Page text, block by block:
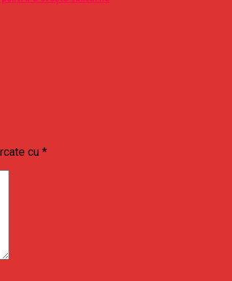
cu *